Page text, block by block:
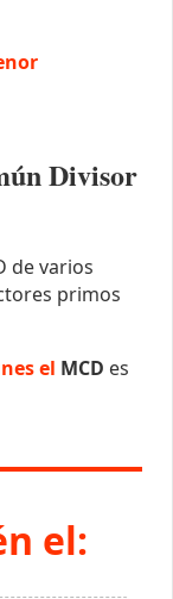
Divisor
de varios
primos
el MCD es
el: